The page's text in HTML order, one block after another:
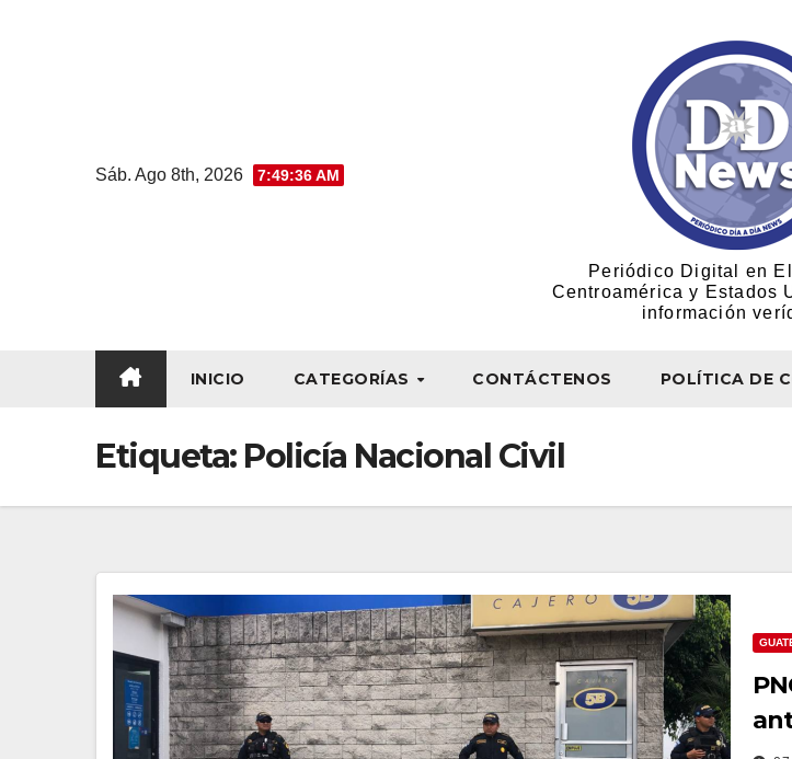
Sáb. Ago 8th, 2026 7:49:36 AM
Periódico Digital en
Centroamérica y Estados
información
INICIO CATEGORÍAS CONTÁCTENOS POLÍTICA DE
Etiqueta: Policía Nacional Civil